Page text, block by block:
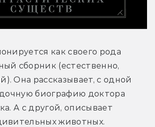
как своего рода
сборник (естественно,
Она рассказывает, с одной
биографию доктора
А с другой, описывает
животных.